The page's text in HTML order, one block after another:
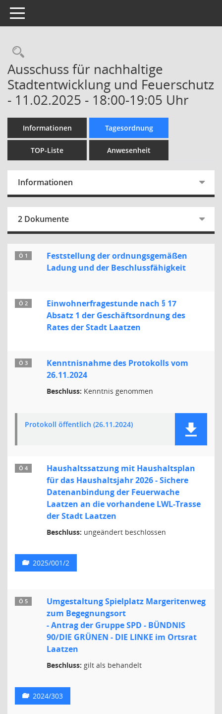
Toggle navigation
Rechercheauswahl
Ausschuss für nachhaltige
Stadtentwicklung und Feuerschutz
- 11.02.2025 - 18:00-19:05 Uhr
Informationen Tagesordnung
TOP-Liste Anwesenheit
Informationen
2 Dokumente
Ö 1
Feststellung der ordnungsgemäßen
Ladung und der Beschlussfähigkeit
Ö 2
Einwohnerfragestunde nach § 17
Absatz 1 der Geschäftsordnung des
Rates der Stadt Laatzen
Ö 3
Kenntnisnahme des Protokolls vom
26.11.2024
Beschluss: Kenntnis genommen
Protokoll öffentlich (26.11.2024)
Ö 4
Haushaltssatzung mit Haushaltsplan
für das Haushaltsjahr 2026 - Sichere
Datenanbindung der Feuerwache
Laatzen an die vorhandene LWL-Trasse
der Stadt Laatzen
Beschluss: ungeändert beschlossen
2025/001/2
Ö 5
Umgestaltung Spielplatz Margeritenweg
zum Begegnungsort
- Antrag der Gruppe SPD - BÜNDNIS
90/DIE GRÜNEN - DIE LINKE im Ortsrat
Laatzen
Beschluss: gilt als behandelt
2024/303